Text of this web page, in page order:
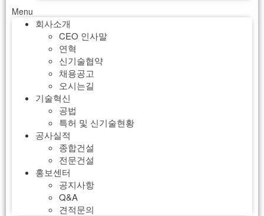
Menu
회사소개
CEO 인사말
연혁
신기술협약
채용공고
오시는길
기술혁신
공법
특허 및 신기술현황
공사실적
종합건설
전문건설
홍보센터
공지사항
Q&A
견적문의